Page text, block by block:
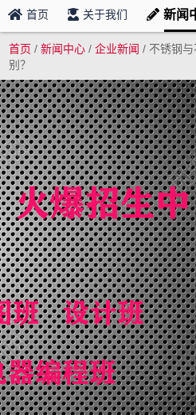
首页 关于我们 新闻
首页 /新闻中心 /企业新闻 / 不锈钢
别？